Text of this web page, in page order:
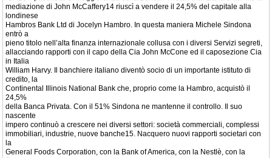
mediazione di John McCaffery14 riuscì a vendere il 24,5% del capitale alla
londinese
Hambros Bank Ltd di Jocelyn Hambro. In questa maniera Michele Sindona
entrò a
pieno titolo nell’alta finanza internazionale collusa con i diversi Servizi segreti,
allacciando rapporti con il capo della Cia John McCone ed il caposezione Cia
in Italia
William Harvy. Il banchiere italiano diventò socio di un importante istituto di
credito, la
Continental Illinois National Bank che, proprio come la Hambro, acquistò il
24,5%
della Banca Privata. Con il 51% Sindona ne mantenne il controllo. Il suo
nascente
impero continuò a crescere nei diversi settori: società commerciali, complessi
immobiliari, industrie, nuove banche15. Nacquero nuovi rapporti societari con
la
General Foods Corporation, con la Bank of America, con la Nestlè, con la